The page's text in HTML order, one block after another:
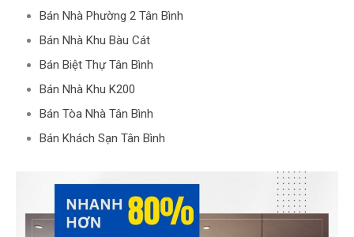
Bán Nhà Phường 2 Tân Bình
Bán Nhà Khu Bàu Cát
Bán Biệt Thự Tân Bình
Bán Nhà Khu K200
Bán Tòa Nhà Tân Bình
Bán Khách Sạn Tân Bình